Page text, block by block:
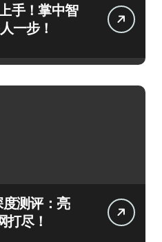
手！掌中智
一步！
测评：亮
打尽！